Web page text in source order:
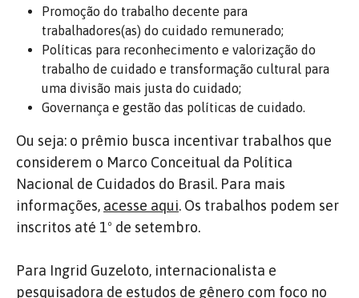
Promoção do trabalho decente para
trabalhadores(as) do cuidado remunerado;
Políticas para reconhecimento e valorização do
trabalho de cuidado e transformação cultural para
uma divisão mais justa do cuidado;
Governança e gestão das políticas de cuidado.
Ou seja: o prêmio busca incentivar trabalhos que
considerem o Marco Conceitual da Política
Nacional de Cuidados do Brasil. Para mais
informações, acesse aqui. Os trabalhos podem ser
inscritos até 1º de setembro.
Para Ingrid Guzeloto, internacionalista e
pesquisadora de estudos de gênero com foco no